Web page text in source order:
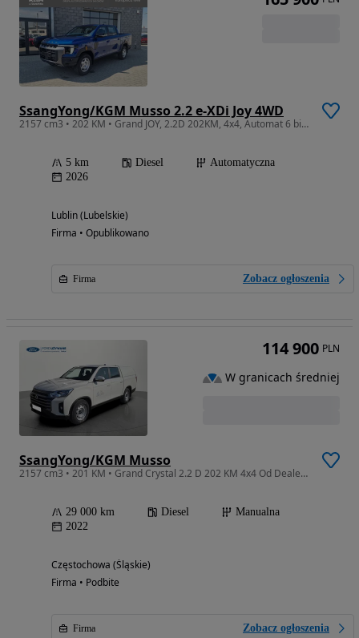
SsangYong/KGM Musso 2.2 e-XDi Joy 4WD
2157 cm3 • 202 KM • Grand JOY, 2.2D 202KM, 4x4, Automat 6 biegów, NOWY MODEL 2026
5 km Diesel
Automatyczna
2026
Lublin (Lubelskie)
Firma • Opublikowano
Firma Zobacz ogłoszenia
SsangYong/KGM Musso
2157 cm3 • 201 KM • Grand Crystal 2.2 D 202 KM 4x4 Od Dealera.
29 000 km Diesel
Manualna
2022
Częstochowa (Śląskie)
Firma • Podbite
Firma Zobacz ogłoszenia
114 900 PLN
W granicach średniej